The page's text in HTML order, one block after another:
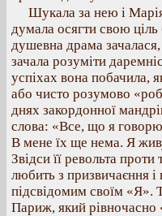
Шукала за нею і
думала осягти свою ціль
душевна драма зачалася,
зачала розуміти
успіхах вона побачила,
або чисто розумово
днях закордонної
слова: «Все, що я
В мене їх ще нема. Я
Звідси її револьта
любить з призвичаєння і
підсвідомим своїм «Я».
Париж, який рівночасно